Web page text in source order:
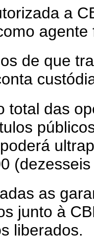
a
de que
total das
as
junto à
liberados.